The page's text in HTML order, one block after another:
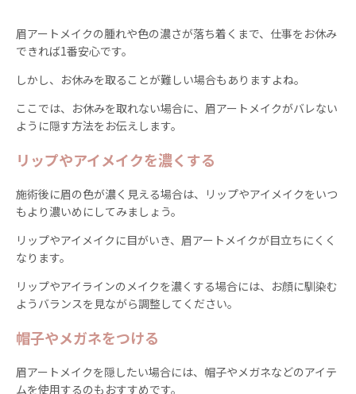
眉アートメイクの腫れや色の濃さが落ち着くまで、仕事をお休み
できれば1番安心です。
しかし、お休みを取ることが難しい場合もありますよね。
ここでは、お休みを取れない場合に、眉アートメイクがバレない
ように隠す方法をお伝えします。
リップやアイメイクを濃くする
施術後に眉の色が濃く見える場合は、リップやアイメイクをいつ
もより濃いめにしてみましょう。
リップやアイメイクに目がいき、眉アートメイクが目立ちにくく
なります。
リップやアイラインのメイクを濃くする場合には、お顔に馴染む
ようバランスを見ながら調整してください。
帽子やメガネをつける
眉アートメイクを隠したい場合には、帽子やメガネなどのアイテ
ムを使用するのもおすすめです。